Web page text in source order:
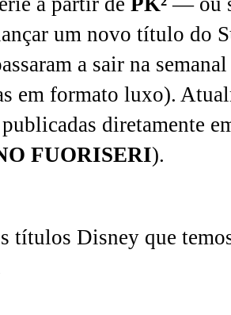
um novo título do
a sair na
em formato luxo).
diretamente
FUORISERI).
títulos Disney que